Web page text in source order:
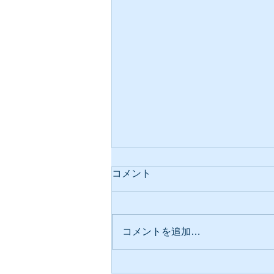
スマホと体の関係
コメント
コメントを追加…